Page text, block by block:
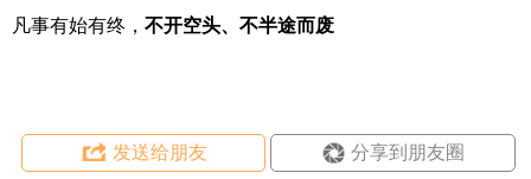
凡事有始有终， 不开空头、不半途而废
发送给朋友 分享到朋友圈